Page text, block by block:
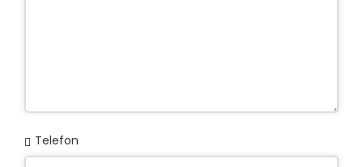
Website
URL *
Telefon